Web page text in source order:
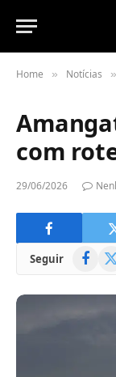
Home » Notícias »
com
29/06/2026
Seguir Facebook